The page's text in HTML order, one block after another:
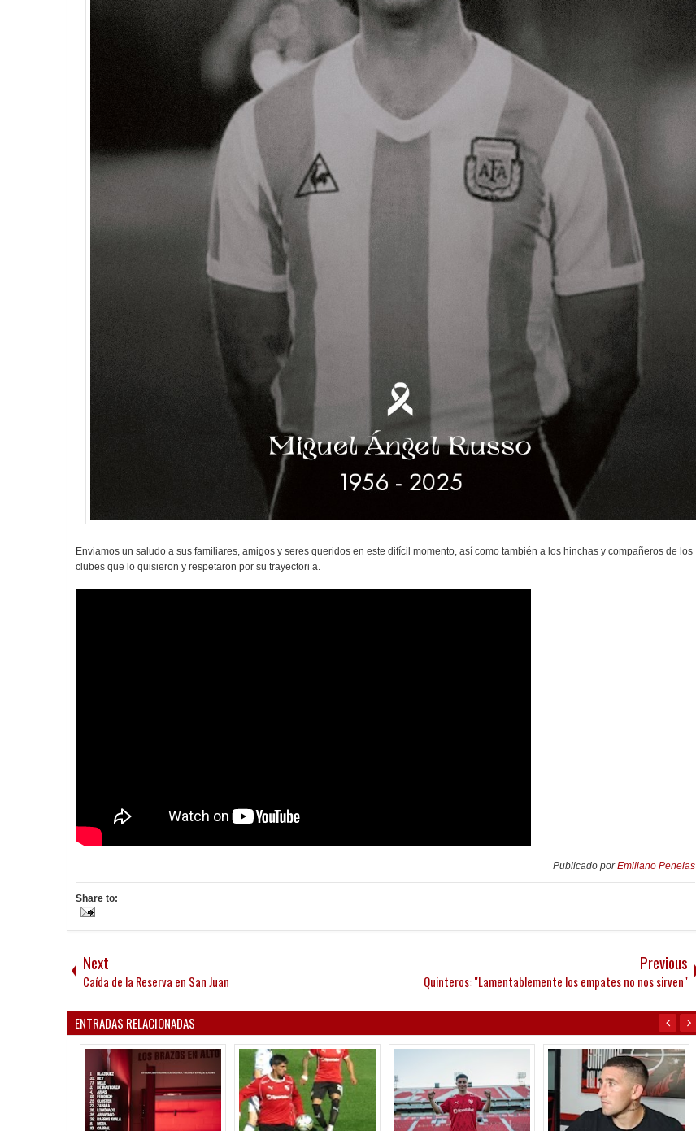
Enviamos un saludo a sus familiares, amigos y seres queridos en este difícil momento, así como también a los hinchas y compañeros de los
clubes que lo quisieron y respetaron por su trayectori a.
Publicado porEmiliano Penelas
Share to:
Next
Caída de la Reserva en San Juan
Previous
Quinteros: "Lamentablemente los empates no nos sirven"
ENTRADAS RELACIONADAS